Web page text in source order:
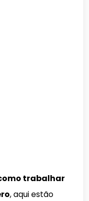
trabalhar
, aqui estão